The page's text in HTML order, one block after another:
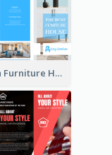
Modern Furniture House Brochure